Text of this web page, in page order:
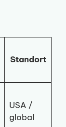
Standort
USA /
global